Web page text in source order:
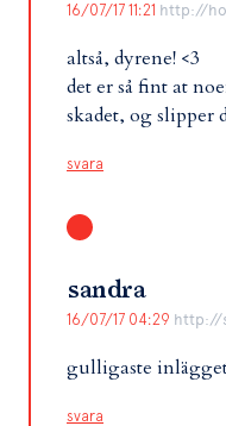
16/07/17 11:21 http://
altså, dyrene! <3
det er så fint at
skadet, og slipper
svara
sandra
16/07/17 04:29 http://
gulligaste
svara